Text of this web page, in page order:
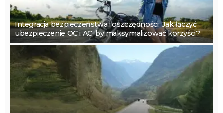
Integracja bezpieczeństwa i oszczędności: Jak łączyć
ubezpieczenie OC i AC, by maksymalizować korzyści?